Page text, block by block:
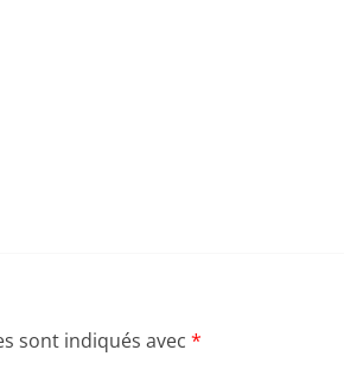
sont indiqués avec *